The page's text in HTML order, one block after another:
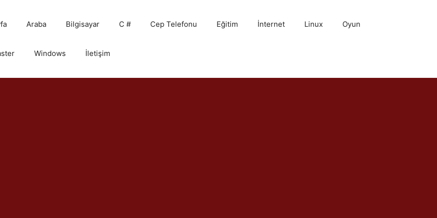
Araba Bilgisayar C # Cep Telefonu Eğitim İnternet Linux Oyun
Windows İletişim